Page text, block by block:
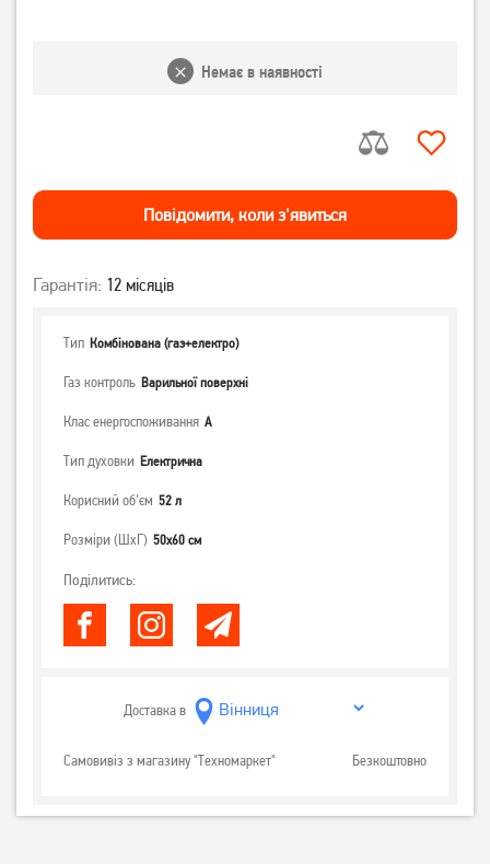
Немає в наявності
Повiдомити, коли з'явиться
Гарантія: 12 місяців
Тип Комбінована (газ+електро)
Газ контроль Варильної поверхні
Клас енергоспоживання А
Тип духовки Електрична
Корисний об'єм 52 л
Розміри (ШхГ) 50x60 см
Поділитись:
Доставка в
Самовивіз з магазину "Техномаркет" Безкоштовно